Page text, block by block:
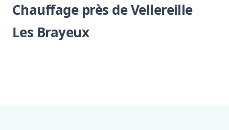
Chauffage près de Vellereille
Les Brayeux